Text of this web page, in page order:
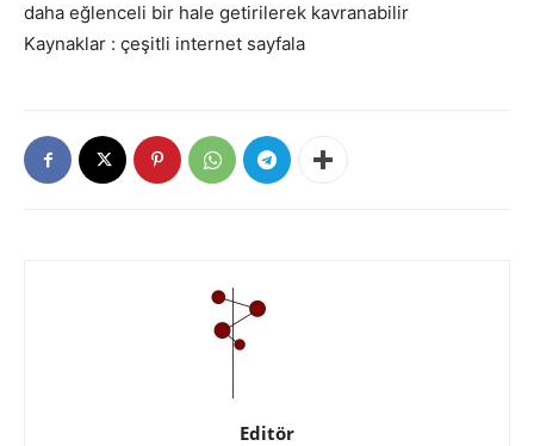
daha eğlenceli bir hale getirilerek kavranabilir
Kaynaklar : çeşitli internet sayfala
Editör